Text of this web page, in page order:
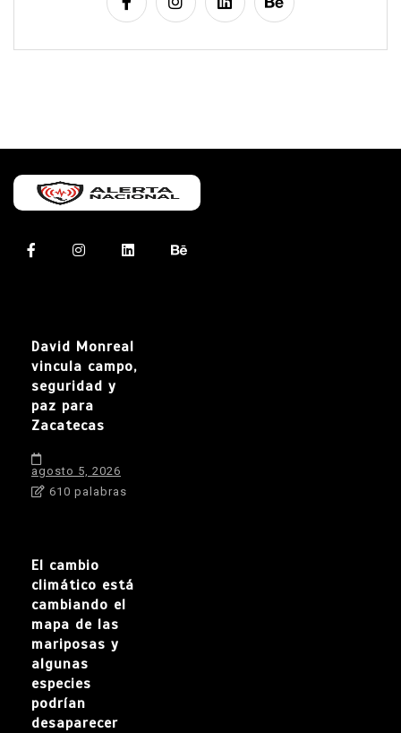
David Monreal
vincula campo,
seguridad y
paz para
Zacatecas
agosto 5, 2026
610 palabras
El cambio
climático está
cambiando el
mapa de las
mariposas y
algunas
especies
podrían
desaparecer